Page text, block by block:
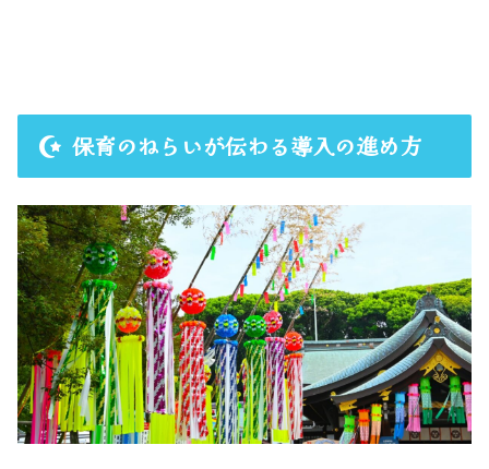
保育のねらいが伝わる導入の進め方